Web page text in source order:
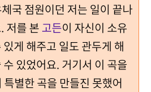
국 점원이던 저는 일이 끝나
저를 본 고든이 자신이 소유
게 해주고 일도 관두게 해
있었어요. 거기서 이 곡을
별한 곡을 만들진 못했어